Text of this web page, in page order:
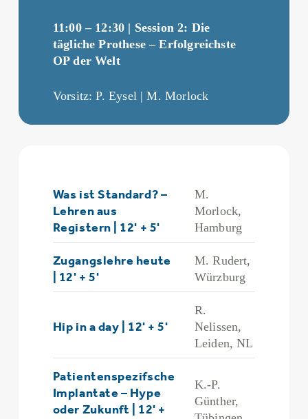
11:00 – 12:30 | Session 2: Die
tägliche Prothese – Erfolgreichste
OP der Welt
Vorsitz: P. Eysel | M. Morlock
Was ist Standard? –
Lehren aus
Registern | 12' + 5'
M.
Morlock,
Hamburg
Zugangslehre heute
| 12' + 5'
M. Rudert,
Würzburg
Hip in a day | 12' + 5'
R.
Nelissen,
Leiden, NL
Patientenspezifsche
Implantate – Hype
oder Zukunft | 12' +
K.-P.
Günther,